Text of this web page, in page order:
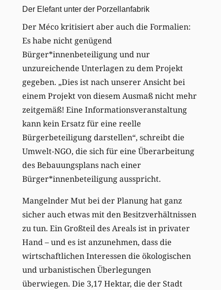
Der Elefant unter der Porzellanfabrik
Der Méco kritisiert aber auch die Formalien:
Es habe nicht genügend
Bürger*innenbeteiligung und nur
unzureichende Unterlagen zu dem Projekt
gegeben. „Dies ist nach unserer Ansicht bei
einem Projekt von diesem Ausmaß nicht mehr
zeitgemäß! Eine Informationsveranstaltung
kann kein Ersatz für eine reelle
Bürgerbeteiligung darstellen“, schreibt die
Umwelt-NGO, die sich für eine Überarbeitung
des Bebauungsplans nach einer
Bürger*innenbeteiligung ausspricht.
Mangelnder Mut bei der Planung hat ganz
sicher auch etwas mit den Besitzverhältnissen
zu tun. Ein Großteil des Areals ist in privater
Hand – und es ist anzunehmen, dass die
wirtschaftlichen Interessen die ökologischen
und urbanistischen Überlegungen
überwiegen. Die 3,17 Hektar, die der Stadt